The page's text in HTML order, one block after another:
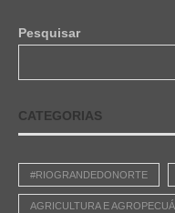
Pesquisar
CATEGORIAS
#RIOGRANDEDONORTE
AGRICULTURA E